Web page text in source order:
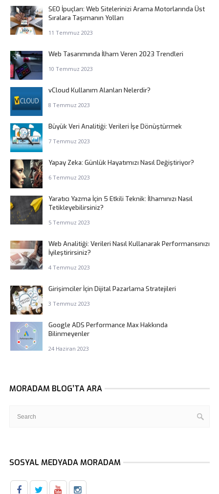
SEO İpuçları: Web Sitelerinizi Arama Motorlarında Üst
Sıralara Taşımanın Yolları
11 Temmuz 2023
Web Tasarımında İlham Veren 2023 Trendleri
10 Temmuz 2023
vCloud Kullanım Alanları Nelerdir?
8 Temmuz 2023
Büyük Veri Analitiği: Verileri İşe Dönüştürmek
7 Temmuz 2023
Yapay Zeka: Günlük Hayatımızı Nasıl Değiştiriyor?
6 Temmuz 2023
Yaratıcı Yazma İçin 5 Etkili Teknik: İlhamınızı Nasıl
Tetikleyebilirsiniz?
5 Temmuz 2023
Web Analitiği: Verileri Nasıl Kullanarak Performansınızı
İyileştirirsiniz?
4 Temmuz 2023
Girişimciler İçin Dijital Pazarlama Stratejileri
3 Temmuz 2023
Google ADS Performance Max Hakkında
Bilinmeyenler
24 Haziran 2023
MORADAM BLOG’TA ARA
SOSYAL MEDYADA MORADAM